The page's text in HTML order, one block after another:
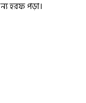
হরফ পড়া।